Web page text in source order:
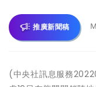
推廣新聞稿
(中央社訊息服務